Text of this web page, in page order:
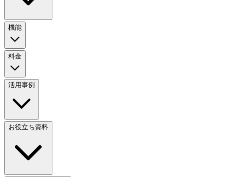
機能
料金
活用事例
お役立ち資料